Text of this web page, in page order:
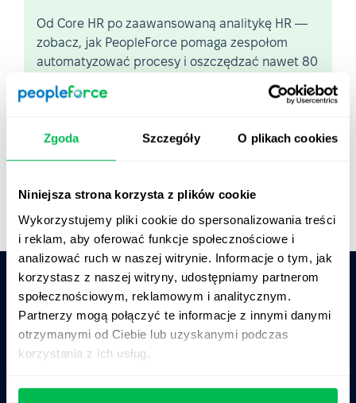
Zgoda Szczegóły O plikach cookies
Niniejsza strona korzysta z plików cookie
Wykorzystujemy pliki cookie do spersonalizowania treści
i reklam, aby oferować funkcje społecznościowe i
analizować ruch w naszej witrynie. Informacje o tym, jak
korzystasz z naszej witryny, udostępniamy partnerom
społecznościowym, reklamowym i analitycznym.
Partnerzy mogą połączyć te informacje z innymi danymi
otrzymanymi od Ciebie lub uzyskanymi podczas
korzystania z ich usług.
Od Core HR po zaawansowaną analitykę HR —
zobacz, jak PeopleForce pomaga zespołom
automatyzować procesy i oszczędzać nawet 80
Zobacz demo na żywo
Zapytaj AI o podsumowanie PeopleForce:
ChatGPT
Perplexity
Business driven. People focused.